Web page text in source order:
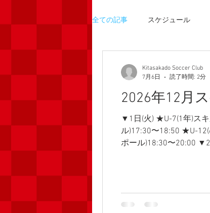
全ての記事 スケジュール
2026年12月
▼1日(火) ★U-7(1年)ス
ル)17:30〜18:50 ★U-
ポール)18:30〜20:00
期練習(桜小)8:00〜 ★幼
Kitasakado Soccer Club
7月6日
読了時間: 2分